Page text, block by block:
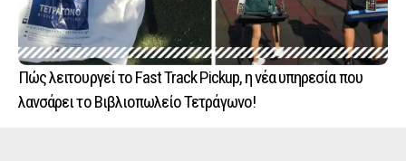
Πώς λειτουργεί το Fast Track Pickup, η νέα υπηρεσία που
λανσάρει το Βιβλιοπωλείο Τετράγωνο!